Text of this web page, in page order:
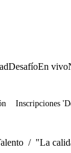
DesafíoEn vivo
Inscripciones
/ "La